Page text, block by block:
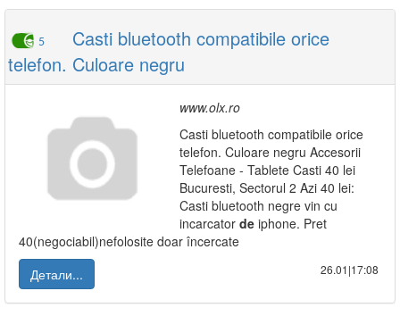
5
Casti bluetooth compatibile orice
telefon. Culoare negru
www.olx.ro
Casti bluetooth compatibile orice
telefon. Culoare negru Accesorii
Telefoane - Tablete Casti 40 lei
Bucuresti, Sectorul 2 Azi 40 lei:
Casti bluetooth negre vin cu
incarcator de iphone. Pret
40(negociabil)nefolosite doar încercate
Детали...
26.01|17:08